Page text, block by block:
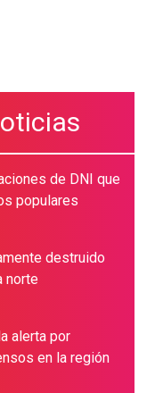
de DNI que
populares
destruido
norte
alerta por
en la región